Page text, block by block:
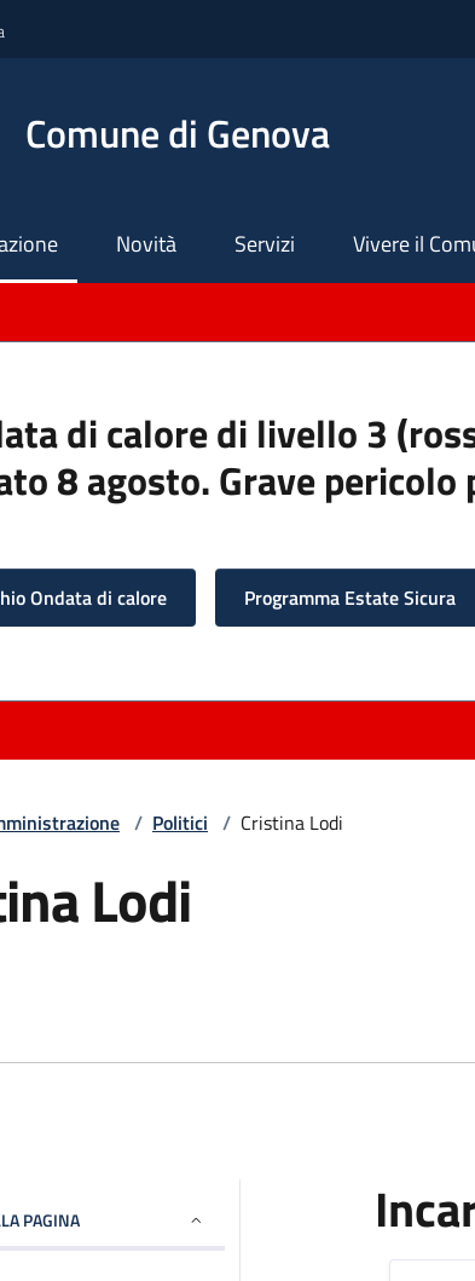
Comune di Genova
Novità Servizi Vivere il
di calore di livello 3
8 agosto. Grave
Ondata di calore Programma Estate Sicura
/ Politici / Cristina Lodi
Lodi
PAGINA